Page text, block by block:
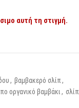
αυτή τη στιγμή.
, βαμβακερό σλίπ,
οργανικό βαμβάκι, σλίπ